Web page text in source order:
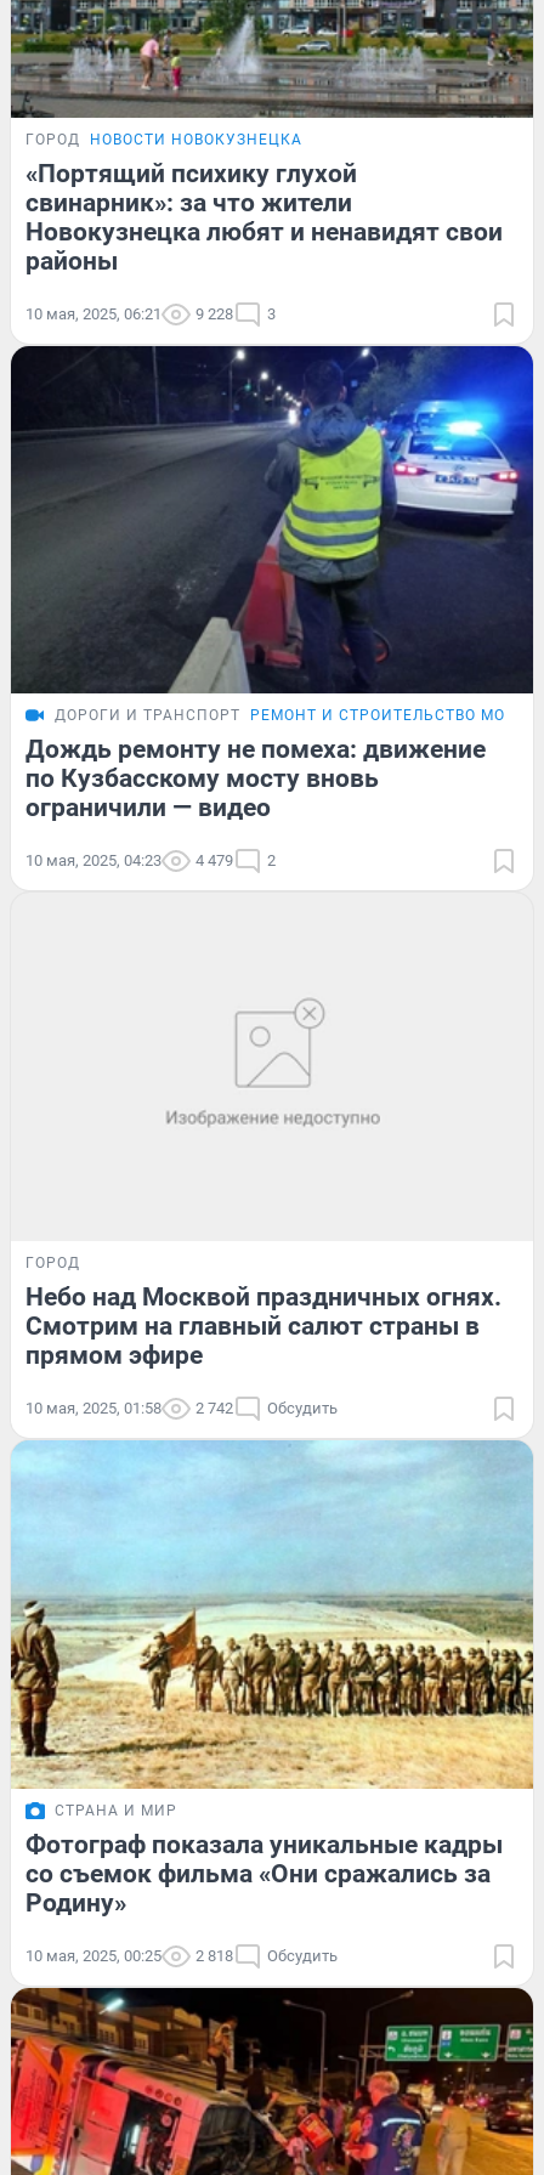
ГОРОД НОВОСТИ НОВОКУЗНЕЦКА
«Портящий психику глухой
свинарник»: за что жители
Новокузнецка любят и ненавидят свои
районы
10 мая, 2025, 06:21 9 228 3
ДОРОГИ И ТРАНСПОРТ РЕМОНТ И СТРОИТЕЛЬСТВО
Дождь ремонту не помеха: движение
по Кузбасскому мосту вновь
ограничили — видео
10 мая, 2025, 04:23 4 479 2
ГОРОД
Небо над Москвой праздничных огнях.
Смотрим на главный салют страны в
прямом эфире
10 мая, 2025, 01:58 2 742 Обсудить
СТРАНА И МИР
Фотограф показала уникальные кадры
со съемок фильма «Они сражались за
Родину»
10 мая, 2025, 00:25 2 818 Обсудить